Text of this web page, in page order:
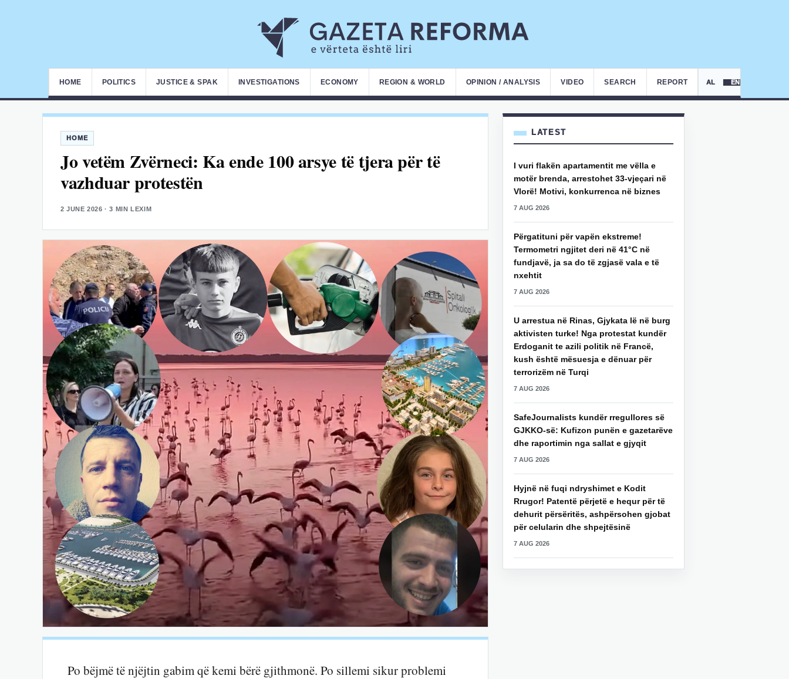
HOME POLITICS JUSTICE & SPAK INVESTIGATIONS ECONOMY REGION & WORLD OPINION / ANALYSIS VIDEO SEARCH REPORT AL EN
HOME
Jo vetëm Zvërneci: Ka ende 100 arsye të tjera për të
vazhduar protestën
2 JUNE 2026 · 3 MIN LEXIM
Po bëjmë të njëjtin gabim që kemi bërë gjithmonë. Po sillemi sikur problemi
LATEST
I vuri flakën apartamentit me vëlla e
motër brenda, arrestohet 33-vjeçari në
Vlorë! Motivi, konkurrenca në biznes
7 AUG 2026
Përgatituni për vapën ekstreme!
Termometri ngjitet deri në 41°C në
fundjavë, ja sa do të zgjasë vala e të
nxehtit
7 AUG 2026
U arrestua në Rinas, Gjykata lë në burg
aktivisten turke! Nga protestat kundër
Erdoganit te azili politik në Francë,
kush është mësuesja e dënuar për
terrorizëm në Turqi
7 AUG 2026
SafeJournalists kundër rregullores së
GJKKO-së: Kufizon punën e gazetarëve
dhe raportimin nga sallat e gjyqit
7 AUG 2026
Hyjnë në fuqi ndryshimet e Kodit
Rrugor! Patentë përjetë e hequr për të
dehurit përsëritës, ashpërsohen gjobat
për celularin dhe shpejtësinë
7 AUG 2026